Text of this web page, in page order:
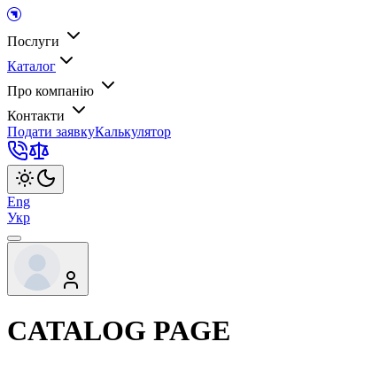
Послуги
Каталог
Про компанію
Контакти
Подати заявкуКалькулятор
Eng
Укр
CATALOG PAGE